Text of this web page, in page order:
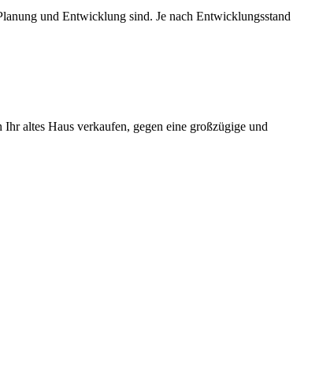
und Entwicklung sind. Je nach Entwicklungsstand
altes Haus verkaufen, gegen eine großzügige und